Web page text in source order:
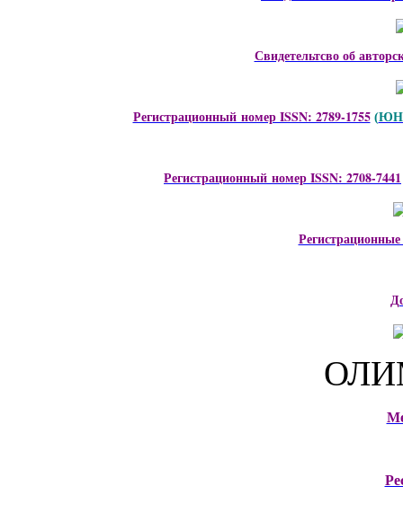
Свидетельтсво об
Регистрационный номер ISSN: 2789-1755 (
Регистрационный номер ISSN: 2708-7441